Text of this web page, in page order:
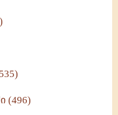
(496)